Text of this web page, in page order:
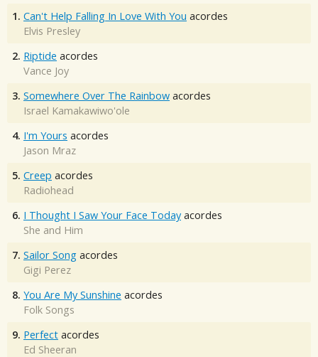
1. Can't Help Falling In Love With You acordes
Elvis Presley
2. Riptide acordes
Vance Joy
3. Somewhere Over The Rainbow acordes
Israel Kamakawiwo'ole
4. I'm Yours acordes
Jason Mraz
5. Creep acordes
Radiohead
6. I Thought I Saw Your Face Today acordes
She and Him
7. Sailor Song acordes
Gigi Perez
8. You Are My Sunshine acordes
Folk Songs
9. Perfect acordes
Ed Sheeran